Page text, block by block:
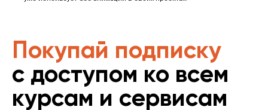
Покупай подписку
с доступом ко всем
курсам и сервисам